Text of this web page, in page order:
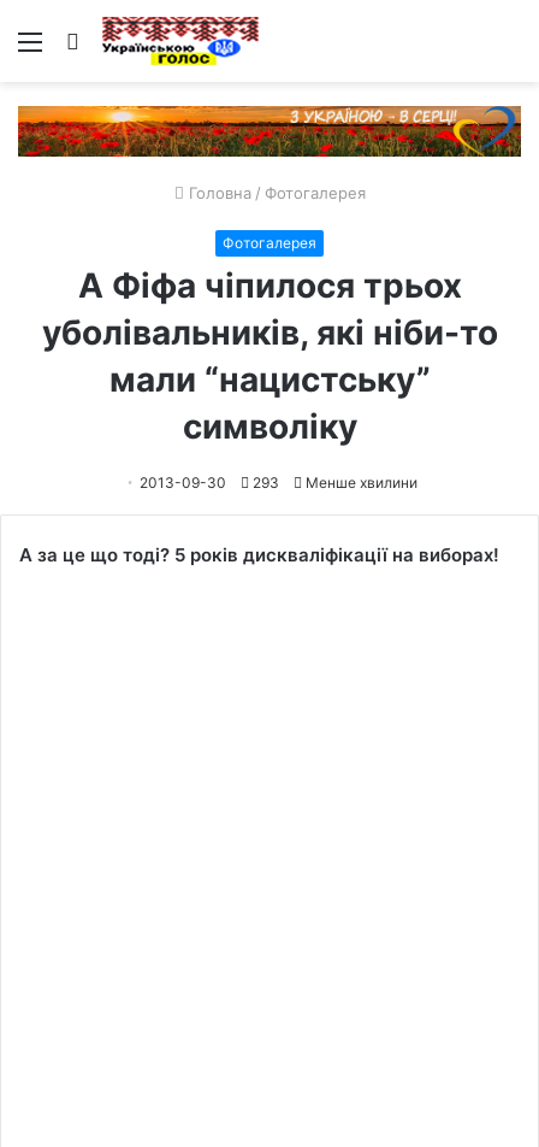
Меню Пошук
Головна / Фотогалерея
Фотогалерея
А Фіфа чіпилося трьох
уболівальників, які ніби-то
мали “нацистську”
символіку
2013-09-30 293 Менше хвилини
А за це що тоді? 5 років дискваліфікації на виборах!